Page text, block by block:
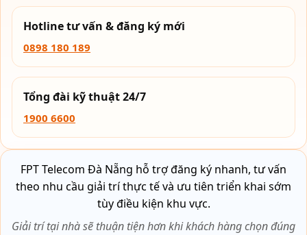
Hotline tư vấn & đăng ký mới
0898 180 189
Tổng đài kỹ thuật 24/7
1900 6600
FPT Telecom Đà Nẵng hỗ trợ đăng ký nhanh, tư vấn
theo nhu cầu giải trí thực tế và ưu tiên triển khai sớm
tùy điều kiện khu vực.
Giải trí tại nhà sẽ thuận tiện hơn khi khách hàng chọn đúng